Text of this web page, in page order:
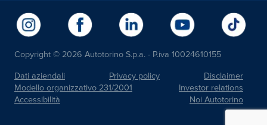
Copyright © 2026 Autotorino S.p.a. - P.iva 10024610155
Dati aziendali Privacy policy
Disclaimer
Modello organizzativo 231/2001
Investor relations
Accessibilità
Noi Autotorino